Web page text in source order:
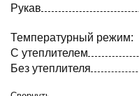
Рукав
Температурный режим:
С утеплителем
Без утеплителя